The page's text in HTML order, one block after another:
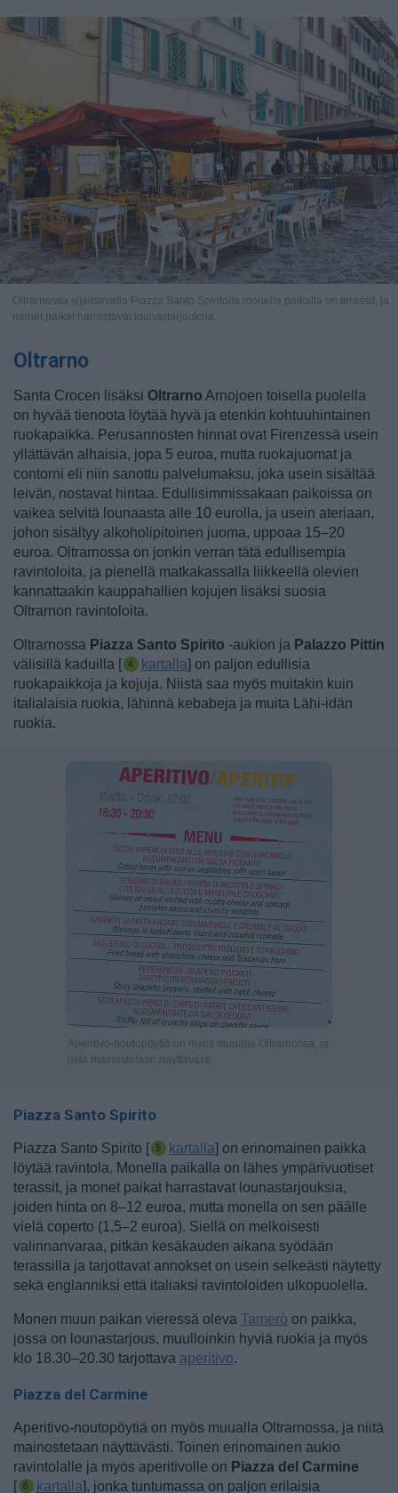
Oltrarnossa sijaitsevalla Piazza Santo Spiritolla monella paikalla on terassit, ja
monet paikat harrastavat lounastarjouksia.
Oltrarno
Santa Crocen lisäksi Oltrarno Arnojoen toisella puolella
on hyvää tienoota löytää hyvä ja etenkin kohtuuhintainen
ruokapaikka. Perusannosten hinnat ovat Firenzessä usein
yllättävän alhaisia, jopa 5 euroa, mutta ruokajuomat ja
contorni eli niin sanottu palvelumaksu, joka usein sisältää
leivän, nostavat hintaa. Edullisimmissakaan paikoissa on
vaikea selvitä lounaasta alle 10 eurolla, ja usein ateriaan,
johon sisältyy alkoholipitoinen juoma, uppoaa 15–20
euroa. Oltrarnossa on jonkin verran tätä edullisempia
ravintoloita, ja pienellä matkakassalla liikkeellä olevien
kannattaakin kauppahallien kojujen lisäksi suosia
Oltrarnon ravintoloita.
Oltrarnossa Piazza Santo Spirito -aukion ja Palazzo Pittin
välisillä kaduilla [
kartalla] on paljon edullisia
ruokapaikkoja ja kojuja. Niistä saa myös muitakin kuin
italialaisia ruokia, lähinnä kebabeja ja muita Lähi-idän
ruokia.
Aperitivo-noutopöytiä on myös muualla Oltrarnossa, ja
niitä mainostetaan näyttävästi.
Piazza Santo Spirito
Piazza Santo Spirito [ kartalla] on erinomainen paikka
löytää ravintola. Monella paikalla on lähes ympärivuotiset
terassit, ja monet paikat harrastavat lounastarjouksia,
joiden hinta on 8–12 euroa, mutta monella on sen päälle
vielä coperto (1,5–2 euroa). Siellä on melkoisesti
valinnanvaraa, pitkän kesäkauden aikana syödään
terassilla ja tarjottavat annokset on usein selkeästi näytetty
sekä englanniksi että italiaksi ravintoloiden ulkopuolella.
Monen muun paikan vieressä oleva Tamerò on paikka,
jossa on lounastarjous, muulloinkin hyviä ruokia ja myös
klo 18.30–20.30 tarjottava aperitivo.
Piazza del Carmine
Aperitivo-noutopöytiä on myös muualla Oltrarnossa, ja niitä
mainostetaan näyttävästi. Toinen erinomainen aukio
ravintolalle ja myös aperitivolle on Piazza del Carmine
[
kartalla], jonka tuntumassa on paljon erilaisia